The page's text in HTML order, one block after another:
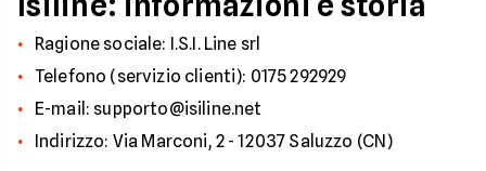
Ragione sociale: I.S.I. Line srl
Telefono (servizio clienti): 0175 292929
E-mail: supporto@isiline.net
Indirizzo: Via Marconi, 2 - 12037 Saluzzo (CN)